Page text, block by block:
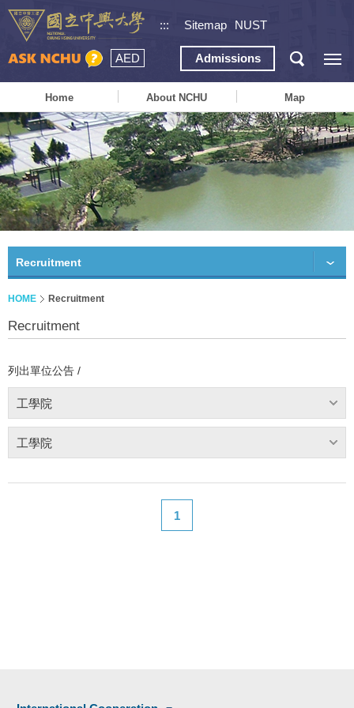
::: Sitemap NUST
AED Admissions
Home About NCHU Map
Recruitment
HOME Recruitment
Recruitment
列出單位公告 /
工學院
工學院
1